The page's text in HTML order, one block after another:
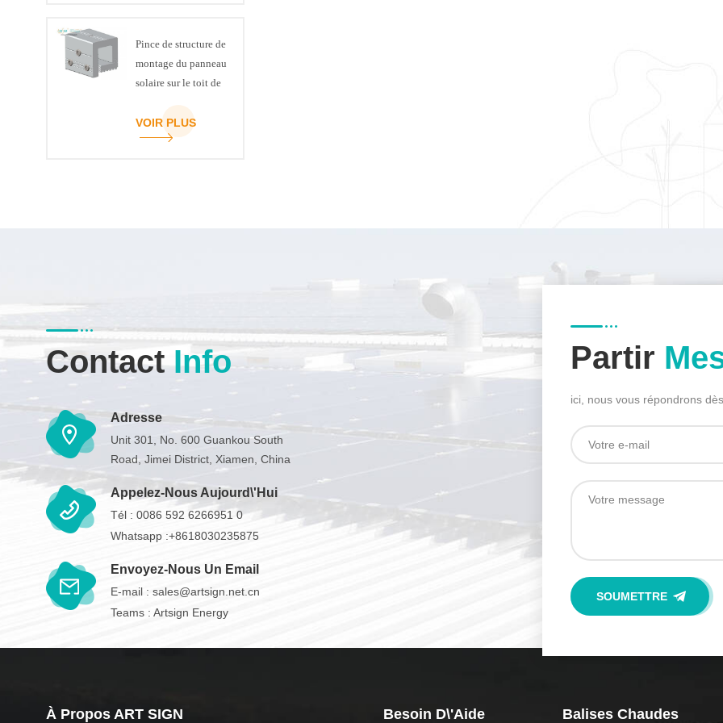
Pince de structure de
montage du panneau
solaire sur le toit de
VOIR PLUS
ContactInfo
Adresse
Unit 301, No. 600 Guankou South
Road, Jimei District, Xiamen, China
Appelez-Nous Aujourd\'hui
Tél : 0086 592 6266951 0
Whatsapp :+8618030235875
Envoyez-Nous Un Email
E-mail : sales@artsign.net.cn
Teams : Artsign Energy
Partir
ici, nous vous répondrons
À Propos ART SIGN Besoin D\'aide Balises Chaudes